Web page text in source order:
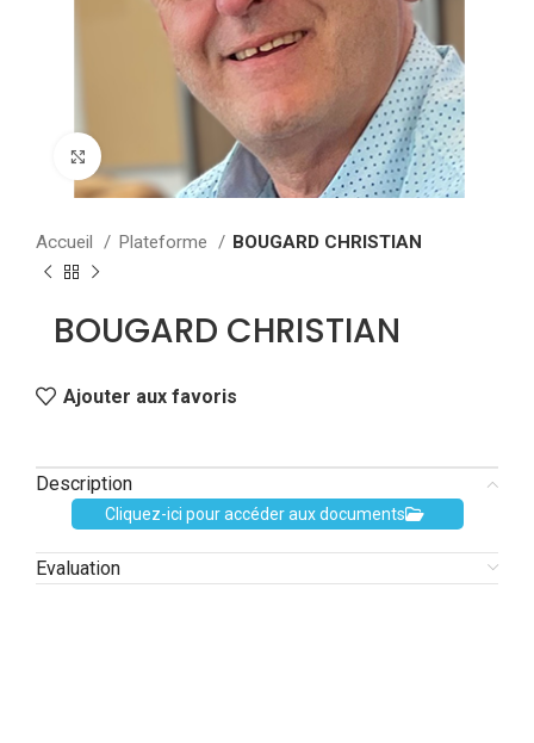
Accueil Plateforme BOUGARD CHRISTIAN
BOUGARD CHRISTIAN
Ajouter aux favoris
Description
Cliquez-ici pour accéder aux documents
Evaluation